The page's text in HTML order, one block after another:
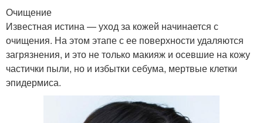
Очищение
Известная истина — уход за кожей начинается с
очищения. На этом этапе с ее поверхности удаляются
загрязнения, и это не только макияж и осевшие на кожу
частички пыли, но и избытки себума, мертвые клетки
эпидермиса.